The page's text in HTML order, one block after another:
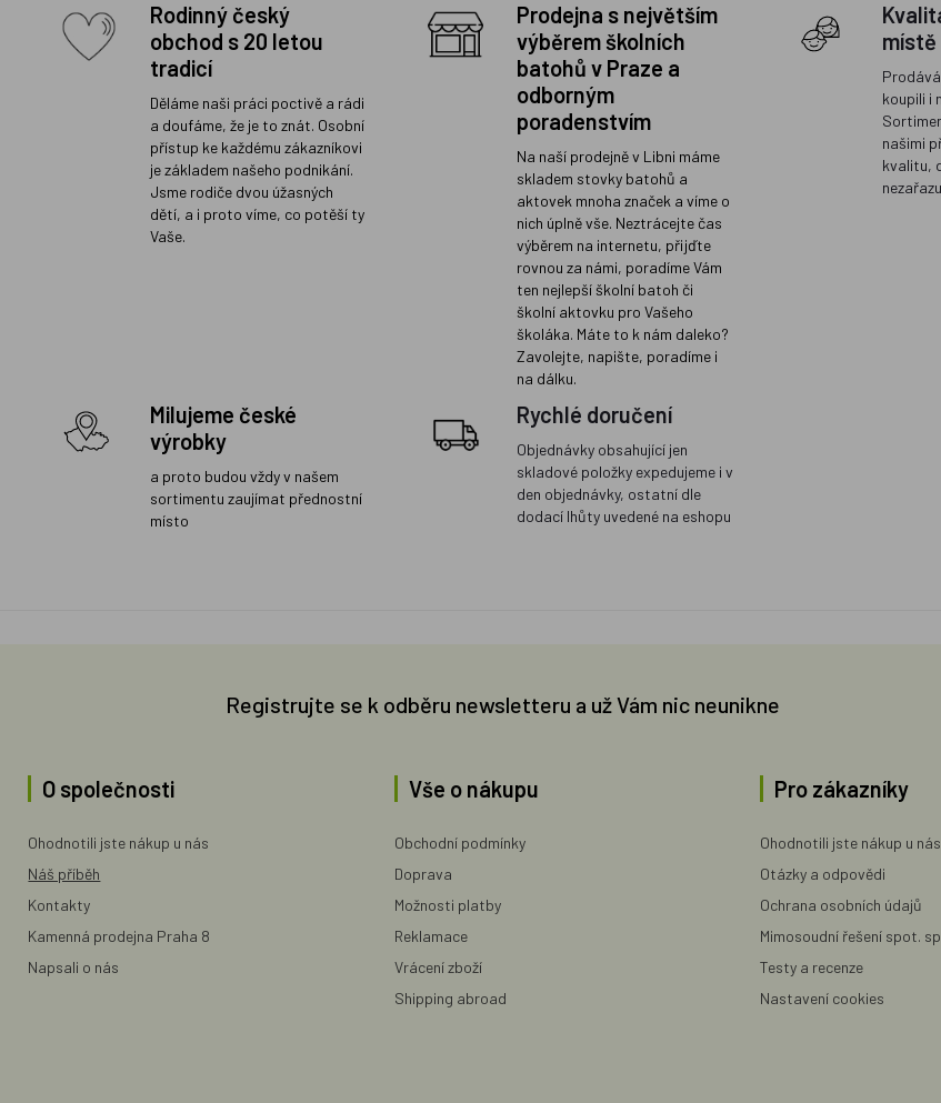
Rodinný český
obchod s 20 letou
tradicí
Děláme naši práci poctivě a rádi
a doufáme, že je to znát. Osobní
přístup ke každému zákazníkovi
je základem našeho podnikání.
Jsme rodiče dvou úžasných
dětí, a i proto víme, co potěší ty
Vaše.
Prodejna s největším
výběrem školních
batohů v Praze a
odborným
poradenstvím
Na naší prodejně v Libni máme
skladem stovky batohů a
aktovek mnoha značek a víme o
nich úplně vše. Neztrácejte čas
výběrem na internetu, přijďte
rovnou za námi, poradíme Vám
ten nejlepší školní batoh či
školní aktovku pro Vašeho
školáka. Máte to k nám daleko?
Zavolejte, napište, poradíme i
na dálku.
místě
koupili i
našimi
kvalitu,
Milujeme české
výrobky
a proto budou vždy v našem
sortimentu zaujímat přednostní
místo
Rychlé doručení
Objednávky obsahující jen
skladové položky expedujeme i v
den objednávky, ostatní dle
dodací lhůty uvedené na eshopu
Registrujte se k odběru newsletteru a už Vám nic neunikne
O společnosti
Ohodnotili jste nákup u nás
Náš příběh
Kontakty
Kamenná prodejna Praha 8
Napsali o nás
Vše o nákupu
Obchodní podmínky
Doprava
Možnosti platby
Reklamace
Vrácení zboží
Shipping abroad
Pro zákazníky
Ohodnotili jste nákup u nás
Otázky a odpovědi
Ochrana osobních údajů
Mimosoudní řešení spot.
Testy a recenze
Nastavení cookies